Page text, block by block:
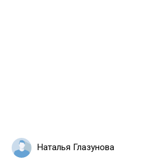
Наталья Глазунова